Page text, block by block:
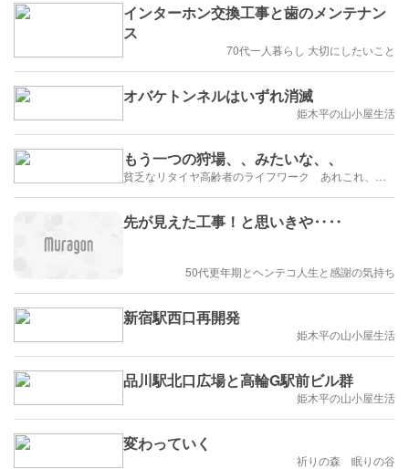
インターホン交換工事と歯のメンテナン
ス
70代一人暮らし 大切にしたいこと
オバケトンネルはいずれ消滅
姫木平の山小屋生活
もう一つの狩場、、みたいな、、
先が見えた工事！と思いきや‥‥
50代更年期とヘンテコ人生と感謝の気持ち
新宿駅西口再開発
姫木平の山小屋生活
品川駅北口広場と高輪G駅前ビル群
姫木平の山小屋生活
変わっていく
祈りの森 眠りの谷